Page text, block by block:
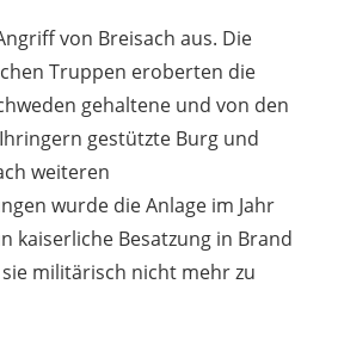
von Breisach aus. Die
Truppen eroberten die
gehaltene und von den
gestützte Burg und
weiteren
wurde die Anlage im Jahr
kaiserliche Besatzung in Brand
militärisch nicht mehr zu